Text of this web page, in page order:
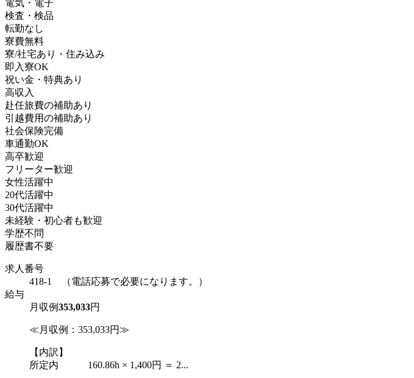
電気・電子
検査・検品
転勤なし
寮費無料
寮/社宅あり・住み込み
即入寮OK
祝い金・特典あり
高収入
赴任旅費の補助あり
引越費用の補助あり
社会保険完備
車通勤OK
高卒歓迎
フリーター歓迎
女性活躍中
20代活躍中
30代活躍中
未経験・初心者も歓迎
学歴不問
履歴書不要
求人番号
418-1 （電話応募で必要になります。）
給与
月収例353,033円
≪月収例：353,033円≫
【内訳】
所定内 160.86h × 1,400円 ＝ 2...